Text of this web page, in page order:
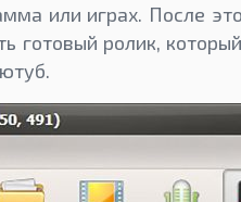
или играх. После
готовый ролик,